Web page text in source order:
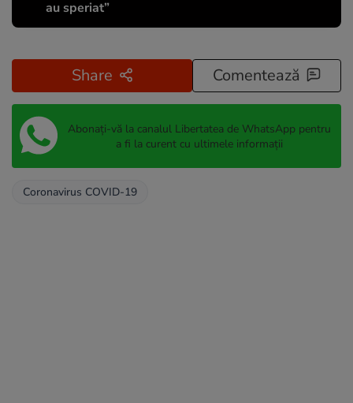
au speriat”
Share Comentează
Abonați-vă la canalul Libertatea de WhatsApp pentru
a fi la curent cu ultimele informații
Coronavirus COVID-19